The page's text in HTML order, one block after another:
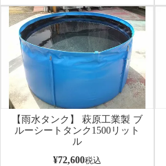
【雨水タンク】 萩原工業製 ブ
ルーシートタンク1500リット
ル
¥72,600税込